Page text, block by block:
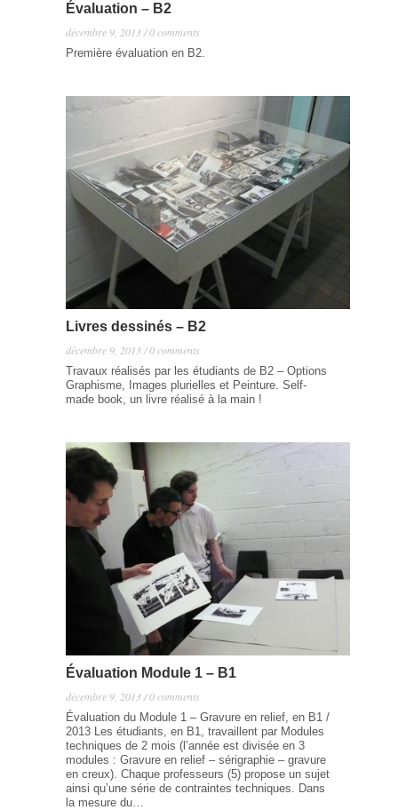
Évaluation – B2
décembre 9, 2013 / 0 comments
Première évaluation en B2.
Livres dessinés – B2
décembre 9, 2013 / 0 comments
Travaux réalisés par les étudiants de B2 – Options
Graphisme, Images plurielles et Peinture. Self-
made book, un livre réalisé à la main !
Évaluation Module 1 – B1
décembre 9, 2013 / 0 comments
Évaluation du Module 1 – Gravure en relief, en B1 /
2013 Les étudiants, en B1, travaillent par Modules
techniques de 2 mois (l’année est divisée en 3
modules : Gravure en relief – sérigraphie – gravure
en creux). Chaque professeurs (5) propose un sujet
ainsi qu’une série de contraintes techniques. Dans
la mesure du…